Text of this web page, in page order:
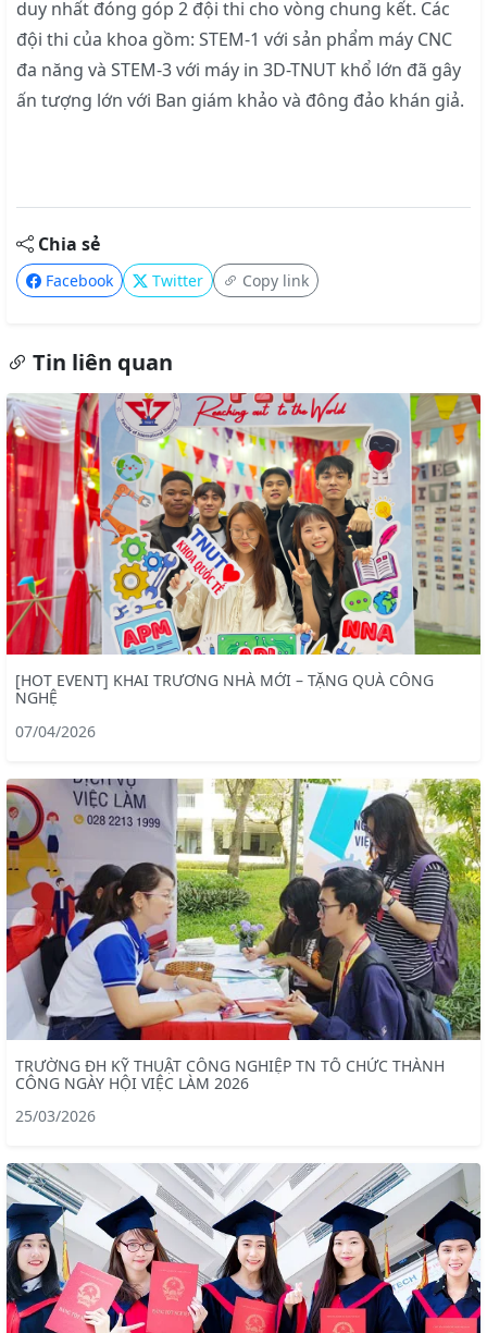
duy nhất đóng góp 2 đội thi cho vòng chung kết. Các
đội thi của khoa gồm: STEM-1 với sản phẩm máy CNC
đa năng và STEM-3 với máy in 3D-TNUT khổ lớn đã gây
ấn tượng lớn với Ban giám khảo và đông đảo khán giả.
Chia sẻ
Facebook Twitter Copy link
Tin liên quan
[HOT EVENT] KHAI TRƯƠNG NHÀ MỚI – TẶNG QUÀ CÔNG
NGHỆ
07/04/2026
TRƯỜNG ĐH KỸ THUẬT CÔNG NGHIỆP TN TỔ CHỨC THÀNH
CÔNG NGÀY HỘI VIỆC LÀM 2026
25/03/2026